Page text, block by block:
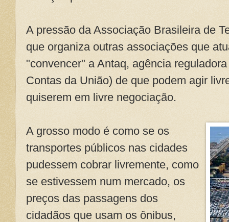
A pressão da Associação Brasileira de
que organiza outras associações que
"convencer" a Antaq, agência
Contas da União) de que podem agir
quiserem em livre negociação.
A grosso modo é como se os
transportes públicos nas cidades
pudessem cobrar livremente, como
se estivessem num mercado, os
preços das passagens dos
cidadãos que usam os ônibus,